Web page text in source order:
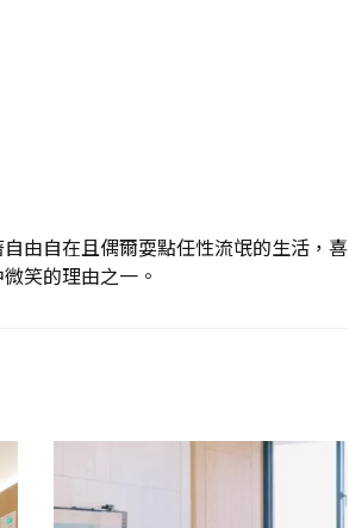
由自在且偶爾耍點任性流氓的生活，喜
笑的理由之一。